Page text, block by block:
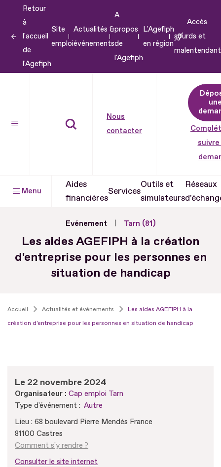
contenu
Retour
à
l'accueil
de
l'Agefiph
Site
emploi
Actualités &
événements
A
propos
de
l'Agefiph
L'Agefiph
en région
Accès
sourds et
Nous
contacter
suivre
Menu
Aides
financières
Services
Outils et
simulateurs
Réseaux
Evénement Tarn (81)
Les aides AGEFIPH à la création
d'entreprise pour les personnes en
situation de handicap
Accueil Actualités et événements
Les aides AGEFIPH à la
création d'entreprise pour les personnes en situation de handicap
Le 22 novembre 2024
Organisateur : Cap emploi Tarn
Type d'événement : Autre
Lieu : 68 boulevard Pierre Mendès France
81100 Castres
Comment s'y rendre ?
Consulter le site internet